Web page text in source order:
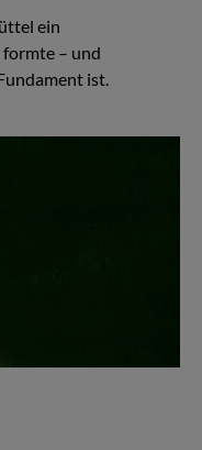
ein
– und
ist.